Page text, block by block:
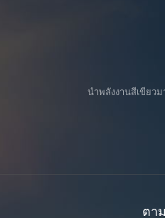
นำพลังงานสีเขียว
ตา